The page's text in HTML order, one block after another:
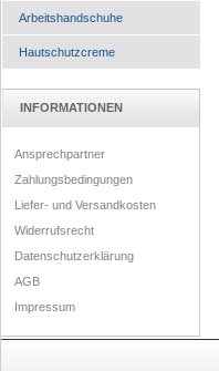
Arbeitshandschuhe
Hautschutzcreme
INFORMATIONEN
Ansprechpartner
Zahlungsbedingungen
Liefer- und Versandkosten
Widerrufsrecht
Datenschutzerklärung
AGB
Impressum